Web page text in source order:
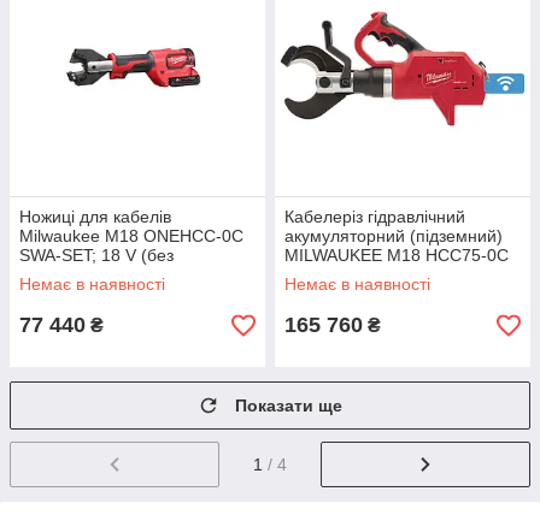
Ножиці для кабелів
Milwaukee M18 ONEHCC-0C
SWA-SET; 18 V (без
акумулятору та зарядного
Немає в наявності
77 440 ₴
Кабелеріз гідравлічний
акумуляторний (підземний)
MILWAUKEE M18 HCC75-0C
ONE-KEY (каркас)
Немає в наявності
165 760 ₴
Показати ще
1 / 4